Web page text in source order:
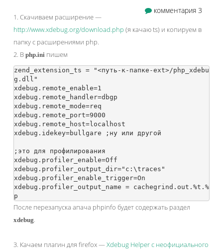
комментария 3
1. Скачиваем расширение —
http://www.xdebug.org/download.php (я качаю ts) и копируем в
папку с расширениями php.
2. В php.ini пишем
zend_extension_ts = "<путь-к-папке-ext>/php_xdebu
g.dll"
xdebug.remote_enable=1
xdebug.remote_handler=dbgp
xdebug.remote_mode=req
xdebug.remote_port=9000
xdebug.remote_host=localhost
xdebug.idekey=bullgare ;ну или другой
;это для профилирования
xdebug.profiler_enable=Off
xdebug.profiler_output_dir="c:\traces"
xdebug.profiler_enable_trigger=On
xdebug.profiler_output_name = cachegrind.out.%t.%
После перезапуска апача phpinfo будет содержать раздел
xdebug.
3. Качаем плагин для firefox —Xdebug Helper с неофициального